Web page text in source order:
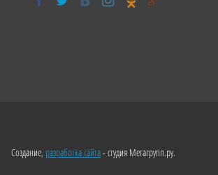
Создание, разработка сайта- студия Мегагрупп.ру.